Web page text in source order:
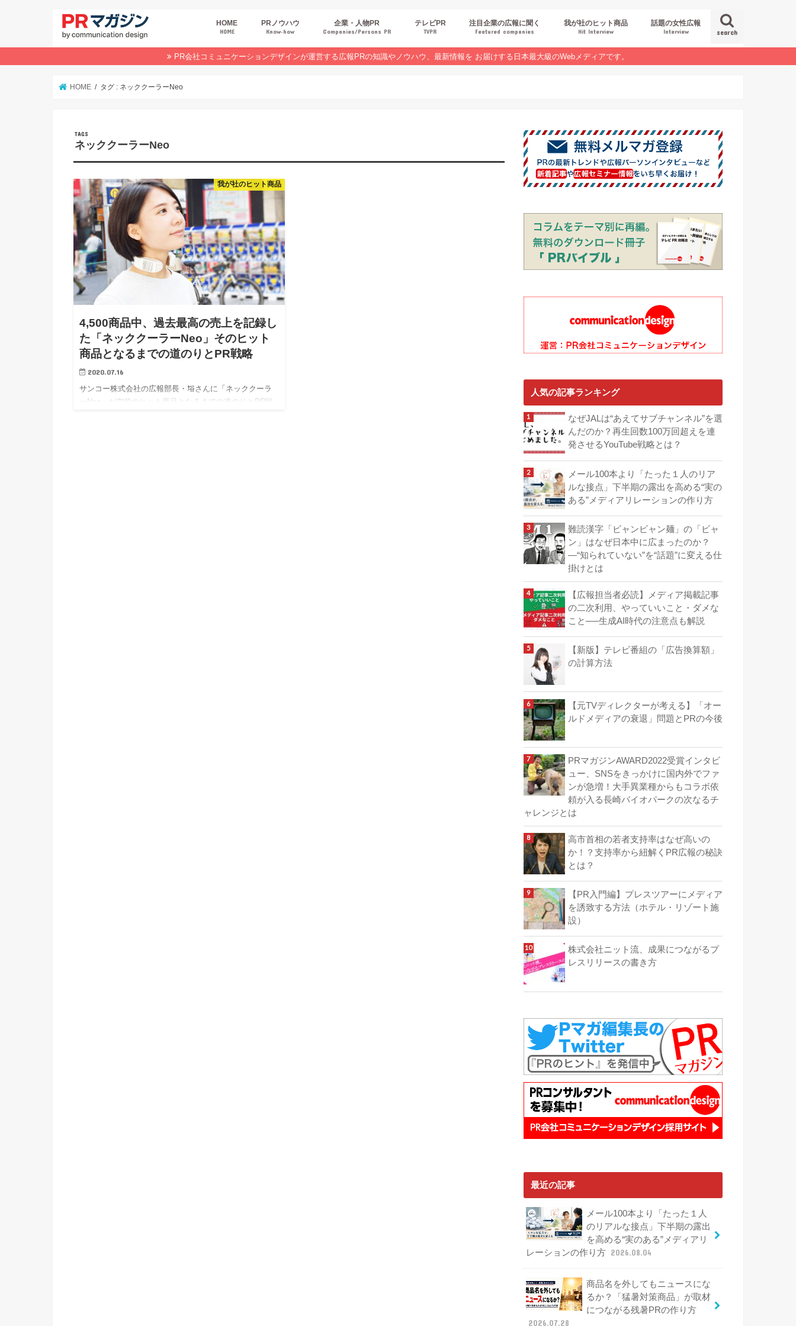
search
HOME
HOME
PRノウハウ
Know‐how
広報スキルUP
商品・サービスPR
デジタルPR
PRトレンド
イベントPR
業界コラム
オンラインセミナーレポート
企業・人物PR
Companies/Persons PR
テレビPR
TVPR
注目企業の広報に聞く
Featured companies
我が社のヒット商品
Hit Interview
話題の女性広報
Interview
PR会社コミュニケーションデザインが運営する広報PRの知識やノウハウ、最新情報を お届けする日本最大級のWebメディアです。
HOME タグ : ネッククーラーNeo
ネッククーラーNeo
我が社のヒット商品
4,500商品中、過去最高の売上を記録し
た「ネッククーラーNeo」そのヒット
商品となるまでの道のりとPR戦略
2020.07.16
サンコー株式会社の広報部長・﨏さんに「ネッククーラ
ーNeo」が空前のヒット商品となるまでの道のりとPR戦
人気の記事ランキング
なぜJALは“あえてサブチャンネル”を選
んだのか？再生回数100万回超えを連
発させるYouTube戦略とは？
メール100本より「たった１人のリア
ルな接点」下半期の露出を高める“実の
ある”メディアリレーションの作り方
難読漢字「ビャンビャン麺」の「ビャ
ン」はなぜ日本中に広まったのか？
―“知られていない”を“話題”に変える仕
掛けとは
【広報担当者必読】メディア掲載記事
の二次利用、やっていいこと・ダメな
こと──生成AI時代の注意点も解説
【新版】テレビ番組の「広告換算額」
の計算方法
【元TVディレクターが考える】「オー
ルドメディアの衰退」問題とPRの今後
PRマガジンAWARD2022受賞インタビ
ュー、SNSをきっかけに国内外でファ
ンが急増！大手異業種からもコラボ依
頼が入る長崎バイオパークの次なるチ
ャレンジとは
高市首相の若者支持率はなぜ高いの
か！？支持率から紐解くPR広報の秘訣
とは？
【PR入門編】プレスツアーにメディア
を誘致する方法（ホテル・リゾート施
設）
株式会社ニット流、成果につながるプ
レスリリースの書き方
最近の記事
メール100本より「たった１人
のリアルな接点」下半期の露出
を高める“実のある”メディアリ
レーションの作り方 2026.08.04
商品名を外してもニュースにな
るか？「猛暑対策商品」が取材
につながる残暑PRの作り方
2026.07.28